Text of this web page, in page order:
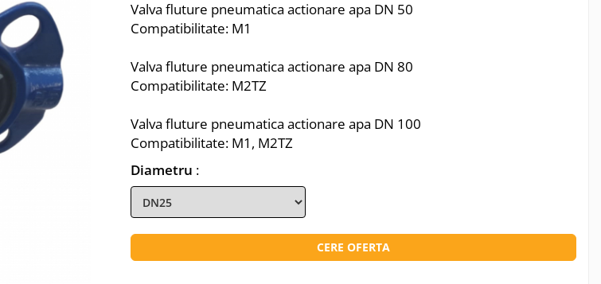
Valva fluture pneumatica actionare apa DN 50
Compatibilitate: M1
Valva fluture pneumatica actionare apa DN 80
Compatibilitate: M2TZ
Valva fluture pneumatica actionare apa DN 100
Compatibilitate: M1, M2TZ
Diametru :
CERE OFERTA